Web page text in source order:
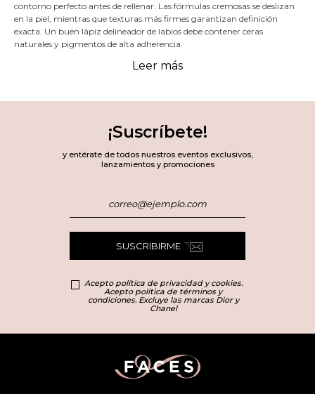
contorno perfecto antes de rellenar. Las fórmulas cremosas se deslizan
en la piel, mientras que texturas más firmes garantizan definición
exacta. Un buen lápiz delineador de labios debe contener ceras
naturales y pigmentos de alta adherencia.
labial encima, o mezclado con gloss para crear tonos custom.
tono más oscuro que tu color natural para crear ilusión de volumen
delineadores rojosson los más versátiles del beauty case. Un
misma familia tonal para looks monocromáticos que alargan el rostro.
lasting. Las firmas de lujo como Chanel, Dior, Clinique y MAC formulan
con pigmentos puros que no cambian el tono durante el día.
¡En Faces encuentras la gama cromática más completa de todas!
Leer más
¡Suscríbete!
y entérate de todos nuestros eventos exclusivos,
lanzamientos y promociones
SUSCRIBIRME
Acepto política de privacidad y cookies.
Acepto política de términos y
condiciones. Excluye las marcas Dior y
Chanel